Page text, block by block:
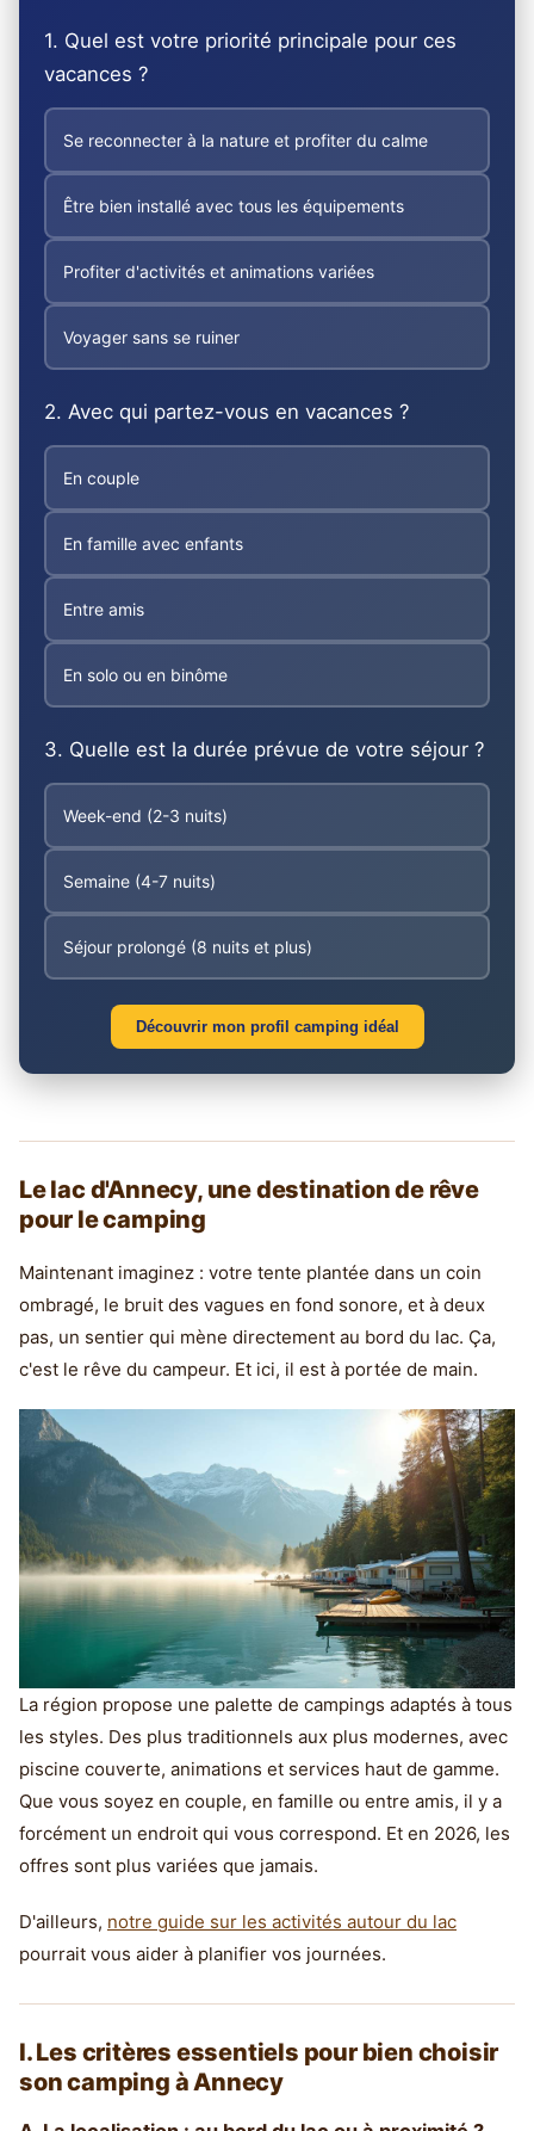
1. Quel est votre priorité principale pour ces
vacances ?
Se reconnecter à la nature et profiter du calme
Être bien installé avec tous les équipements
Profiter d'activités et animations variées
Voyager sans se ruiner
2. Avec qui partez-vous en vacances ?
En couple
En famille avec enfants
Entre amis
En solo ou en binôme
3. Quelle est la durée prévue de votre séjour ?
Week-end (2-3 nuits)
Semaine (4-7 nuits)
Séjour prolongé (8 nuits et plus)
Découvrir mon profil camping idéal
Le lac d'Annecy, une destination de rêve
pour le camping
Maintenant imaginez : votre tente plantée dans un coin
ombragé, le bruit des vagues en fond sonore, et à deux
pas, un sentier qui mène directement au bord du lac. Ça,
c'est le rêve du campeur. Et ici, il est à portée de main.
La région propose une palette de campings adaptés à tous
les styles. Des plus traditionnels aux plus modernes, avec
piscine couverte, animations et services haut de gamme.
Que vous soyez en couple, en famille ou entre amis, il y a
forcément un endroit qui vous correspond. Et en 2026, les
offres sont plus variées que jamais.
D'ailleurs, notre guide sur les activités autour du lac
pourrait vous aider à planifier vos journées.
I. Les critères essentiels pour bien choisir
son camping à Annecy